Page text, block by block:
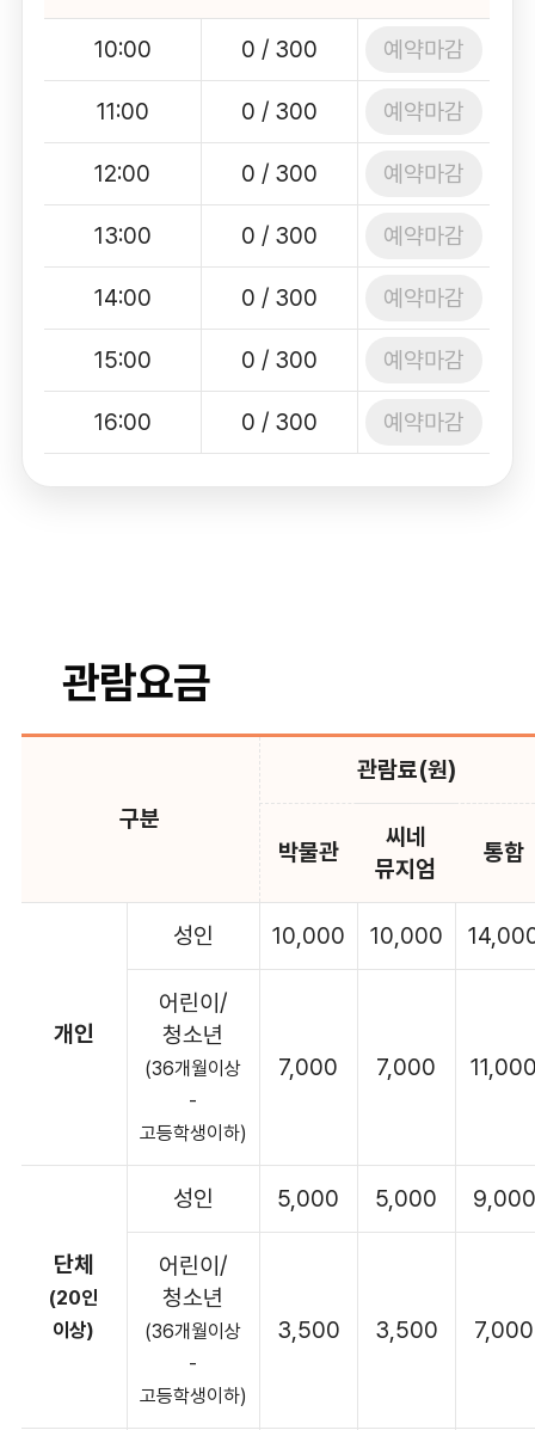
10:00 0 / 300 예약마감
11:00 0 / 300 예약마감
12:00 0 / 300 예약마감
13:00 0 / 300 예약마감
14:00 0 / 300 예약마감
15:00 0 / 300 예약마감
16:00 0 / 300 예약마감
관람요금
구분
관람료(원)
박물관
씨네
뮤지엄
통합
개인
성인 10,000 10,000
어린이/
청소년
(36개월이상
-
고등학생이하)
7,000 7,000
단체
(20인
이상)
성인 5,000 5,000 9,000
어린이/
청소년
(36개월이상
-
고등학생이하)
3,500 3,500 7,000